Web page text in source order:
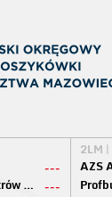
---
Sokół Grupa Avista Ostrów Maz. ---
2LM |
AZS